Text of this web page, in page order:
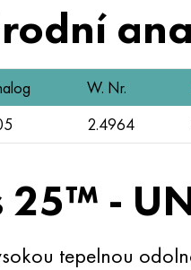
W. Nr.
2.4964
25™ -
tepelnou